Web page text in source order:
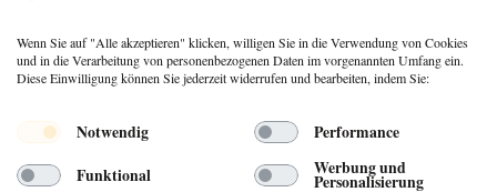
Menü
VERLAG GMBH
Wenn Sie auf "Alle akzeptieren" klicken, willigen Sie in die Verwendung von Cookies
und in die Verarbeitung von personenbezogenen Daten im vorgenannten Umfang ein.
Diese Einwilligung können Sie jederzeit widerrufen und bearbeiten, indem Sie:
Notwendig
Performance
Funktional
Werbung und
Personalisierung